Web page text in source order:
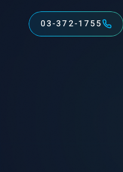
03-372-1755